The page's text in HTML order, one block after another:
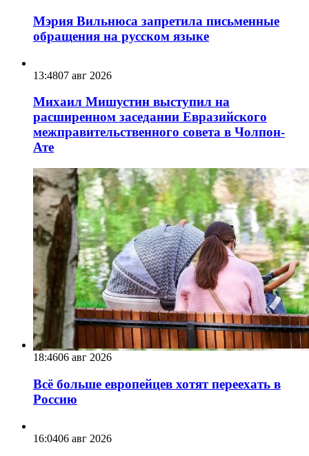
Мэрия Вильнюса запретила письменные
обращения на русском языке
13:4807 авг 2026
Михаил Мишустин выступил на
расширенном заседании Евразийского
межправительственного совета в Чолпон-
Ате
18:4606 авг 2026
Всё больше европейцев хотят переехать в
Россию
16:0406 авг 2026